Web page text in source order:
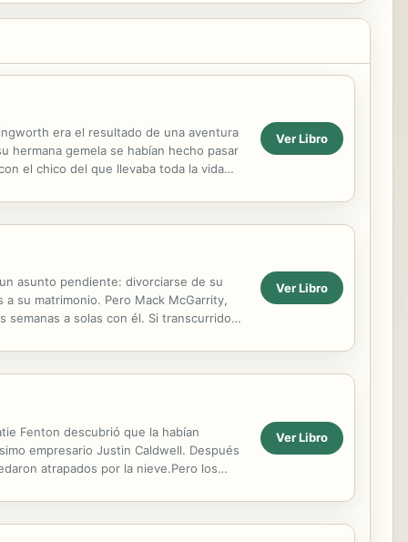
era el resultado de una aventura
hermana gemela se habían hecho pasar
el chico del que llevaba toda la vida
Ver Libro
asunto pendiente: divorciarse de su
su matrimonio. Pero Mack McGarrity,
a solas con él. Si transcurrido
Ver Libro
Fenton descubrió que la habían
empresario Justin Caldwell. Después
atrapados por la nieve.Pero los
Ver Libro